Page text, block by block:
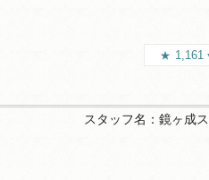
1,161
スタッフ名： 鏡ヶ成